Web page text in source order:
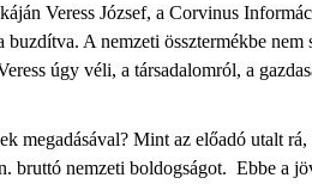
Veress József, a Corvinus
A nemzeti össztermékbe
úgy véli, a társadalomról, a
megadásával? Mint az előadó utalt
bruttó nemzeti boldogságot. Ebbe a